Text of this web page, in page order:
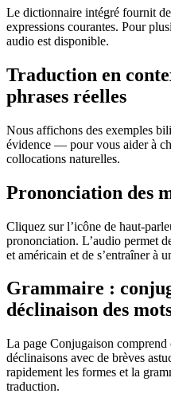
Le dictionnaire intégré fournit
expressions courantes. Pour
audio est disponible.
Traduction en
phrases réelles
Nous affichons des exemples
évidence — pour vous aider à
collocations naturelles.
Prononciation des
Cliquez sur l’icône de haut-
prononciation. L’audio permet
et américain et de s’entraîner à
Grammaire :
déclinaison des
La page Conjugaison comprend
déclinaisons avec de brèves
rapidement les formes et la
traduction.